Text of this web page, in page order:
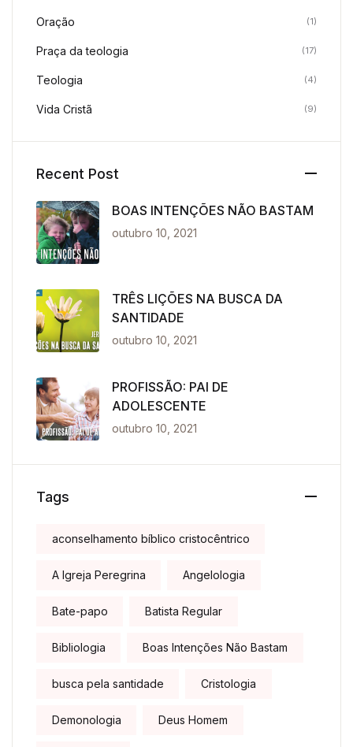
Oração (1)
Praça da teologia (17)
Teologia (4)
Vida Cristã (9)
Recent Post
BOAS INTENÇÕES NÃO BASTAM
outubro 10, 2021
TRÊS LIÇÕES NA BUSCA DA
SANTIDADE
outubro 10, 2021
PROFISSÃO: PAI DE
ADOLESCENTE
outubro 10, 2021
Tags
aconselhamento bíblico cristocêntrico
A Igreja Peregrina Angelologia
Bate-papo Batista Regular
Bibliologia Boas Intenções Não Bastam
busca pela santidade Cristologia
Demonologia Deus Homem